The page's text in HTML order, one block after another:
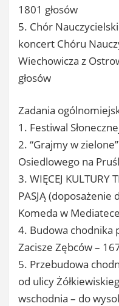
1801 głosów
5. Chór
koncert Chóru
Wiechowicza z
głosów
Zadania
1. Festiwal
2. “Grajmy w
Osiedlowego na
3. WIĘCEJ KULTURY
PASJĄ (doposażenie
Komeda w
4. Budowa chodnika
Zacisze Zębców –
5. Przebudowa
od ulicy
wschodnia – do